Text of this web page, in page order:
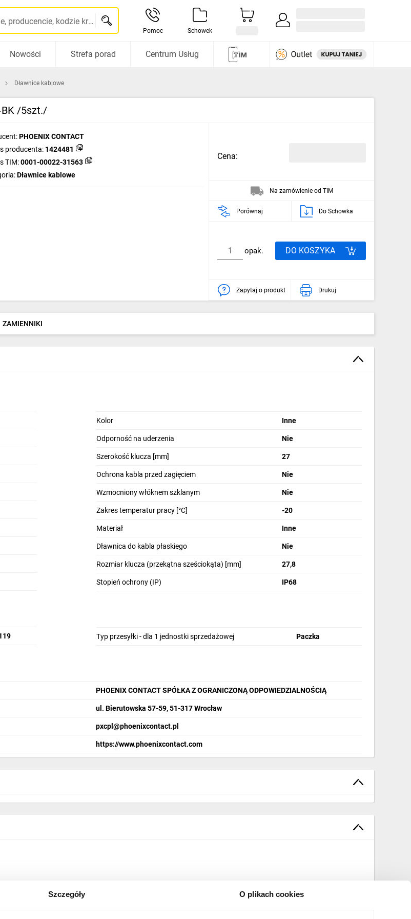
Szczegóły O plikach cookies
Szukaj po nazwie, indeksie, producencie, kodzie kreskowym...
Pomoc Schowek
Nowości Strefa porad Centrum Usług
Dławnice kablowe
/5szt./
PHOENIX CONTACT
producenta: 1424481
TIM:0001-00022-31563
Dławnice kablowe
Cena:
Na zamówienie od TIM
Porównaj Do Schowka
opak. DO KOSZYKA
Zapytaj o produkt Drukuj
ZAMIENNIKI
Kolor Inne
Odporność na uderzenia Nie
Szerokość klucza [mm] 27
Ochrona kabla przed zagięciem Nie
Wzmocniony włóknem szklanym Nie
Zakres temperatur pracy [°C] -20
Materiał Inne
Dławnica do kabla płaskiego Nie
Rozmiar klucza (przekątna sześciokąta) [mm] 27,8
Stopień ochrony (IP) IP68
Typ przesyłki - dla 1 jednostki sprzedażowej Paczka
PHOENIX CONTACT SPÓŁKA Z OGRANICZONĄ ODPOWIEDZIALNOŚCIĄ
ul. Bierutowska 57-59, 51-317 Wrocław
pxcpl@phoenixcontact.pl
https://www.phoenixcontact.com